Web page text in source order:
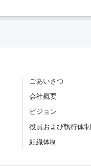
ごあいさつ
会社概要
ビジョン
役員および執行体制
組織体制